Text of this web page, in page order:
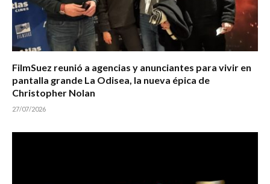
FilmSuez reunió a agencias y anunciantes para vivir en
pantalla grande La Odisea, la nueva épica de
Christopher Nolan
27/07/2026